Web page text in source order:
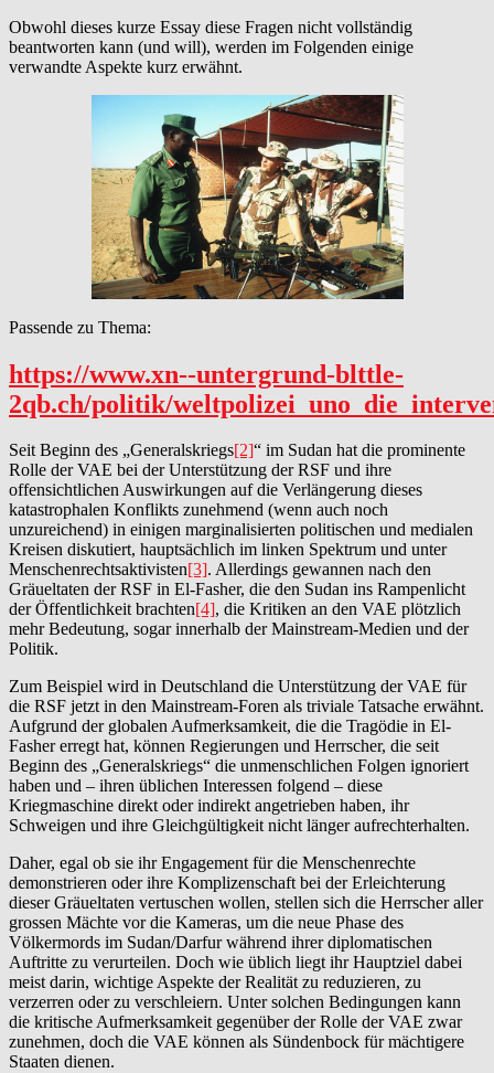
Obwohl dieses kurze Essay diese Fragen nicht vollständig
beantworten kann (und will), werden im Folgenden einige
verwandte Aspekte kurz erwähnt.
Passende zu Thema:
https://www.xn--untergrund-blttle-
2qb.ch/politik/
Seit Beginn des „Generalskriegs[2]“ im Sudan hat die prominente
Rolle der VAE bei der Unterstützung der RSF und ihre
offensichtlichen Auswirkungen auf die Verlängerung dieses
katastrophalen Konflikts zunehmend (wenn auch noch
unzureichend) in einigen marginalisierten politischen und medialen
Kreisen diskutiert, hauptsächlich im linken Spektrum und unter
Menschenrechtsaktivisten[3]. Allerdings gewannen nach den
Gräueltaten der RSF in El-Fasher, die den Sudan ins Rampenlicht
der Öffentlichkeit brachten[4], die Kritiken an den VAE plötzlich
mehr Bedeutung, sogar innerhalb der Mainstream-Medien und der
Politik.
Zum Beispiel wird in Deutschland die Unterstützung der VAE für
die RSF jetzt in den Mainstream-Foren als triviale Tatsache erwähnt.
Aufgrund der globalen Aufmerksamkeit, die die Tragödie in El-
Fasher erregt hat, können Regierungen und Herrscher, die seit
Beginn des „Generalskriegs“ die unmenschlichen Folgen ignoriert
haben und – ihren üblichen Interessen folgend – diese
Kriegmaschine direkt oder indirekt angetrieben haben, ihr
Schweigen und ihre Gleichgültigkeit nicht länger aufrechterhalten.
Daher, egal ob sie ihr Engagement für die Menschenrechte
demonstrieren oder ihre Komplizenschaft bei der Erleichterung
dieser Gräueltaten vertuschen wollen, stellen sich die Herrscher aller
grossen Mächte vor die Kameras, um die neue Phase des
Völkermords im Sudan/Darfur während ihrer diplomatischen
Auftritte zu verurteilen. Doch wie üblich liegt ihr Hauptziel dabei
meist darin, wichtige Aspekte der Realität zu reduzieren, zu
verzerren oder zu verschleiern. Unter solchen Bedingungen kann
die kritische Aufmerksamkeit gegenüber der Rolle der VAE zwar
zunehmen, doch die VAE können als Sündenbock für mächtigere
Staaten dienen.